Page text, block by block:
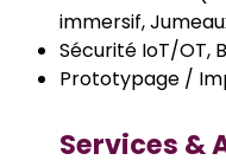
immersif,
Sécurité IoT/OT,
Prototypage /
Services &